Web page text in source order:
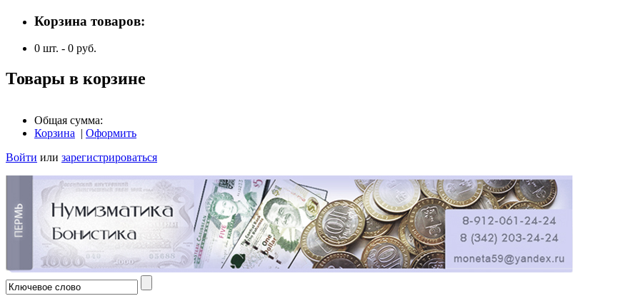
Корзина товаров:
0 шт. - 0 руб.
Товары в корзине
Общая сумма:
Корзина | Оформить
Войти или зарегистрироваться